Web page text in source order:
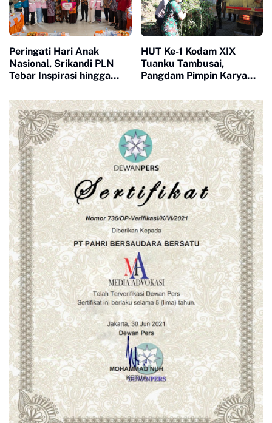
Peringati Hari Anak
Nasional, Srikandi PLN
Tebar Inspirasi hingga
Meranti
HUT Ke-1 Kodam XIX
Tuanku Tambusai,
Pangdam Pimpin Karya
Instansi dan Masyarakat